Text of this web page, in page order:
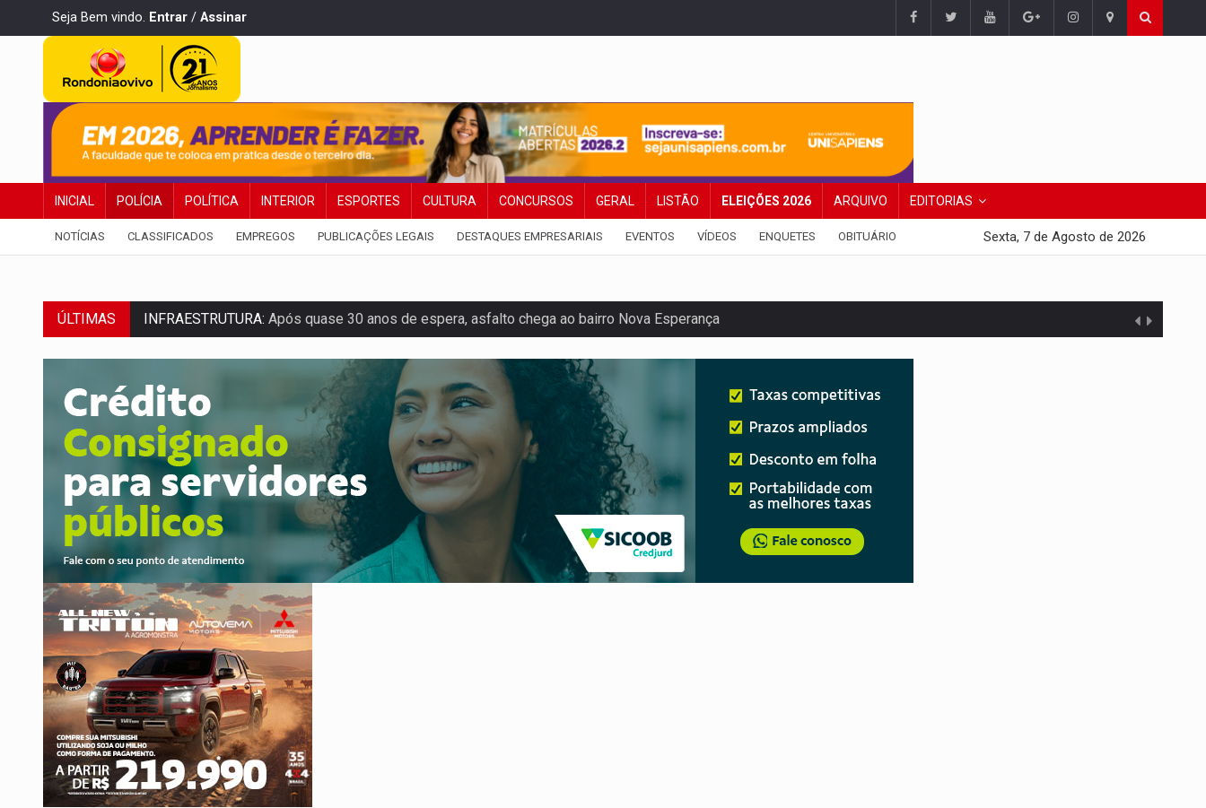
Seja Bem vindo. Entrar / Assinar
INICIAL POLÍCIA POLÍTICA INTERIOR ESPORTES CULTURA CONCURSOS GERAL LISTÃO ELEIÇÕES 2026 ARQUIVO EDITORIAS
NOTÍCIAS CLASSIFICADOS EMPREGOS PUBLICAÇÕES LEGAIS DESTAQUES EMPRESARIAIS EVENTOS VÍDEOS ENQUETES OBITUÁRIO Sexta, 7 de Agosto de 2026
ÚLTIMAS A ILHA:Coreografia de Rondônia estreia na programação do Festival de Dança de Joinville
ELEIÇÕES 2026:Sgt. Mouza esclarece 'erro de digitação' em declaração de patrimônio de R$ 29 mi
JUDICIÁRIO: Sinjur parabeniza servidores pelo adicional de incentivo com efeitos retroativos
Publicação Legal:AVISO DE LICITAÇÃO: Pregão Eletrônico Nº 12/2026 - UASG 200095
BR-364: Polícia apreende mais de uma tonelada de drogas em fundo falso de caminhão
EMOCIONE: PRESENTES: Confira os sorteados na promoção de dia dos Pais
VOVÔ LADRÃO: Idoso é filmado furtando bicicleta na frente de comércio
JUSTIÇA: Comarca de Nova Mamoré terá seu primeiro júri popular
PREVISÃO:Interior de Rondônia terá sábado (8) de calor intenso e tempo firme